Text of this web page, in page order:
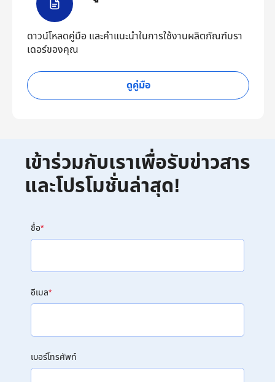
ดาวน์โหลดคู่มือ และคำแนะนำในการใช้งานผลิตภัณฑ์บรา
เดอร์ของคุณ
ดูคู่มือ
เข้าร่วมกับเราเพื่อรับข่าวสาร
และโปรโมชั่นล่าสุด!
ชื่อ*
อีเมล*
เบอร์โทรศัพท์